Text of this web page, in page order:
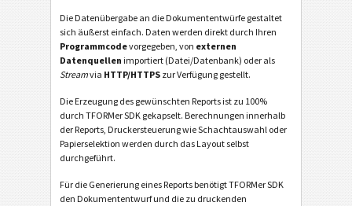
Die Datenübergabe an die Dokumententwürfe gestaltet
sich äußerst einfach. Daten werden direkt durch Ihren
Programmcodevorgegeben, von externen
Datenquellen importiert (Datei/Datenbank) oder als
Streamvia HTTP/HTTPS zur Verfügung gestellt.
Die Erzeugung des gewünschten Reports ist zu 100%
durch TFORMer SDK gekapselt. Berechnungen innerhalb
der Reports, Druckersteuerung wie Schachtauswahl oder
Papierselektion werden durch das Layout selbst
durchgeführt.
Für die Generierung eines Reports benötigt TFORMer SDK
den Dokumententwurf und die zu druckenden